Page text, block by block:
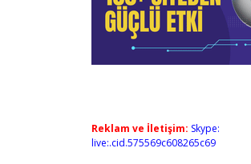
Reklam ve İletişim: Skype:
live:.cid.575569c608265c69